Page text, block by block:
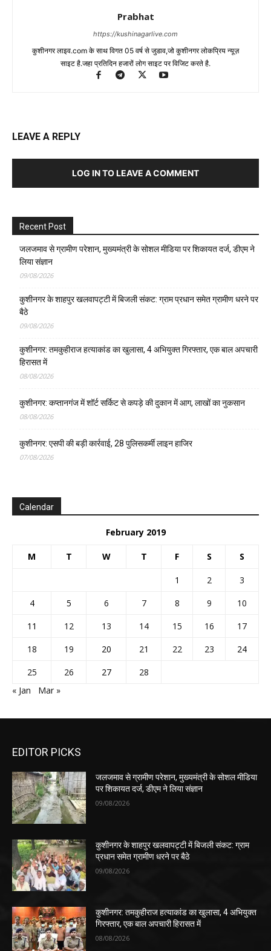
Prabhat
https://kushinagarlive.com
कुशीनगर लाइव.com के साथ विगत 05 वर्ष से जुडाव,जो कुशीनगर लोकप्रिय न्यूज़
साइट है.जहा प्रतिदिन हजारों लोग साइट पर विजिट करते है.
LEAVE A REPLY
LOG IN TO LEAVE A COMMENT
Recent Post
जलजमाव से ग्रामीण परेशान, मुख्यमंत्री के सोशल मीडिया पर शिकायत दर्ज, डीएम ने
लिया संज्ञान
09/08/2026
कुशीनगर के शाहपुर खलवापट्टी में बिजली संकट: ग्राम प्रधान समेत ग्रामीण धरने पर
बैठे
09/08/2026
कुशीनगर: तमकुहीराज हत्याकांड का खुलासा, 4 अभियुक्त गिरफ्तार, एक बाल अपचारी
हिरासत में
08/08/2026
कुशीनगर: कप्तानगंज में शॉर्ट सर्किट से कपड़े की दुकान में आग, लाखों का नुकसान
08/08/2026
कुशीनगर: एसपी की बड़ी कार्रवाई, 28 पुलिसकर्मी लाइन हाजिर
07/08/2026
Calendar
February 2019
M T W T F S S
1 2
3
4
5 6 7 8 9
10
11
12 13 14 15 16
17
18
19 20 21 22 23
24
25
26 27
28
« Jan
Mar »
EDITOR PICKS
जलजमाव से ग्रामीण परेशान, मुख्यमंत्री के सोशल मीडिया
पर शिकायत दर्ज, डीएम ने लिया संज्ञान
09/08/2026
कुशीनगर के शाहपुर खलवापट्टी में बिजली संकट: ग्राम
प्रधान समेत ग्रामीण धरने पर बैठे
09/08/2026
कुशीनगर: तमकुहीराज हत्याकांड का खुलासा, 4 अभियुक्त
गिरफ्तार, एक बाल अपचारी हिरासत में
08/08/2026